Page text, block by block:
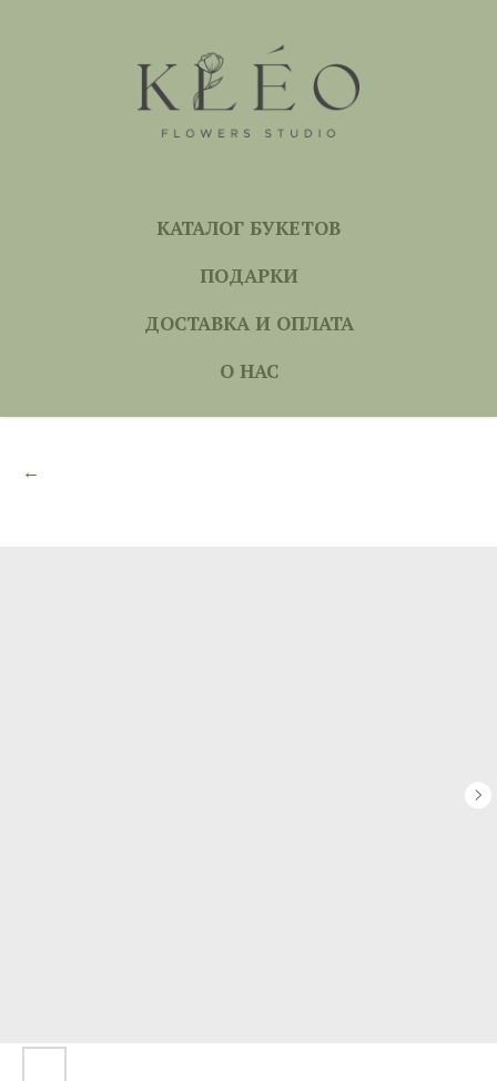
КАТАЛОГ БУКЕТОВ
ПОДАРКИ
ДОСТАВКА И ОПЛАТА
О НАС
←